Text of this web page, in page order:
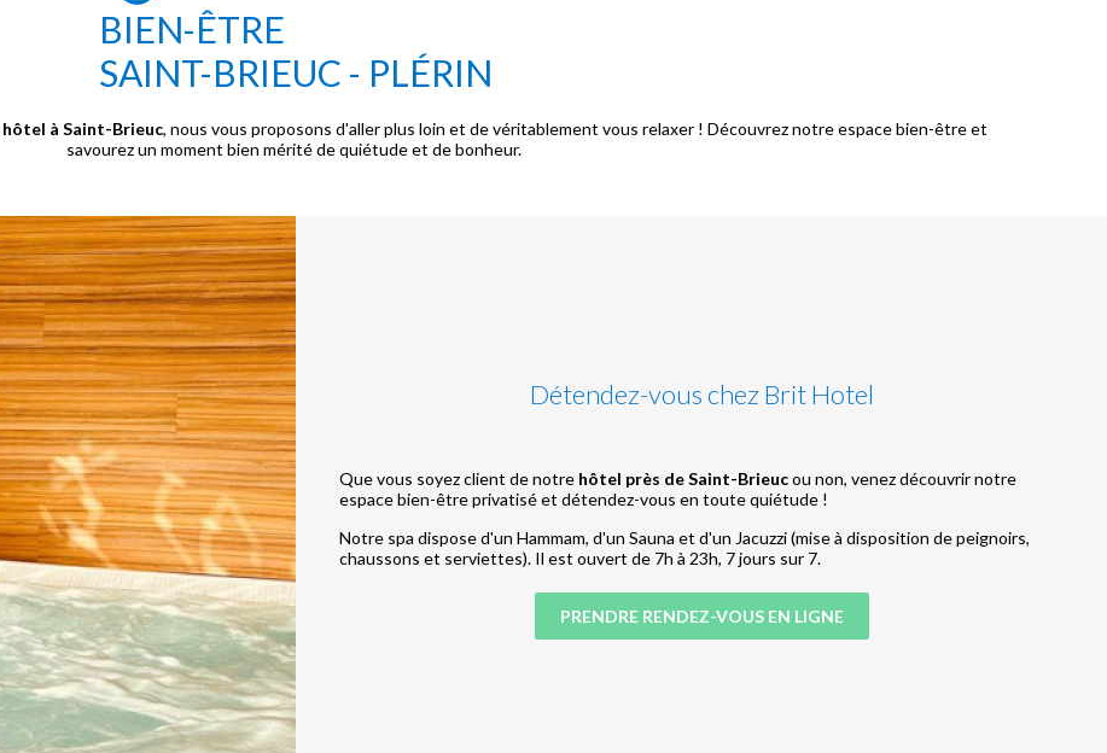
BIEN-ÊTRE
SAINT-BRIEUC - PLÉRIN
hôtel à Saint-Brieuc, nous vous proposons d'aller plus loin et de véritablement vous relaxer ! Découvrez notre espace bien-être et
savourez un moment bien mérité de quiétude et de bonheur.
Détendez-vous chez Brit Hotel
Que vous soyez client de notre hôtel près de Saint-Brieucou non, venez découvrir notre
espace bien-être privatisé et détendez-vous en toute quiétude !
Notre spa dispose d'un Hammam, d'un Sauna et d'un Jacuzzi (mise à disposition de peignoirs,
chaussons et serviettes). Il est ouvert de 7h à 23h, 7 jours sur 7.
PRENDRE RENDEZ-VOUS EN LIGNE